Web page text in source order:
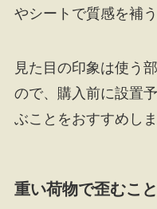
やシートで質感を補
見た目の印象は使う
ので、購入前に設置
ぶことをおすすめしま
重い荷物で歪むこ